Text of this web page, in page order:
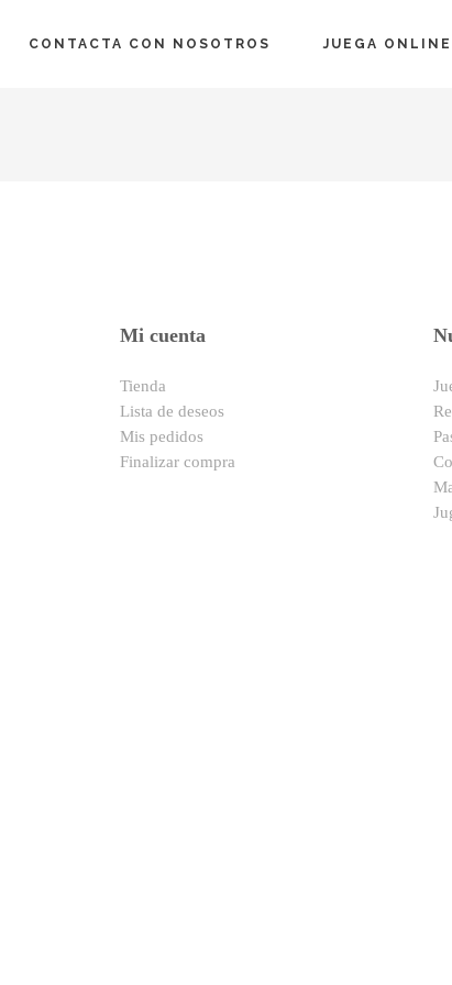
CONTACTA CON NOSOTROS JUEGA ONLINE
Mi cuenta
Tienda
Lista de deseos
Mis pedidos
Finalizar compra